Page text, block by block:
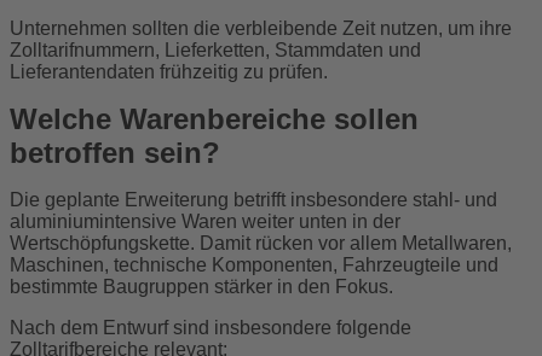
Unternehmen sollten die verbleibende Zeit nutzen, um ihre
Zolltarifnummern, Lieferketten, Stammdaten und
Lieferantendaten frühzeitig zu prüfen.
Welche Warenbereiche sollen
betroffen sein?
Die geplante Erweiterung betrifft insbesondere stahl- und
aluminiumintensive Waren weiter unten in der
Wertschöpfungskette. Damit rücken vor allem Metallwaren,
Maschinen, technische Komponenten, Fahrzeugteile und
bestimmte Baugruppen stärker in den Fokus.
Nach dem Entwurf sind insbesondere folgende
Zolltarifbereiche relevant: